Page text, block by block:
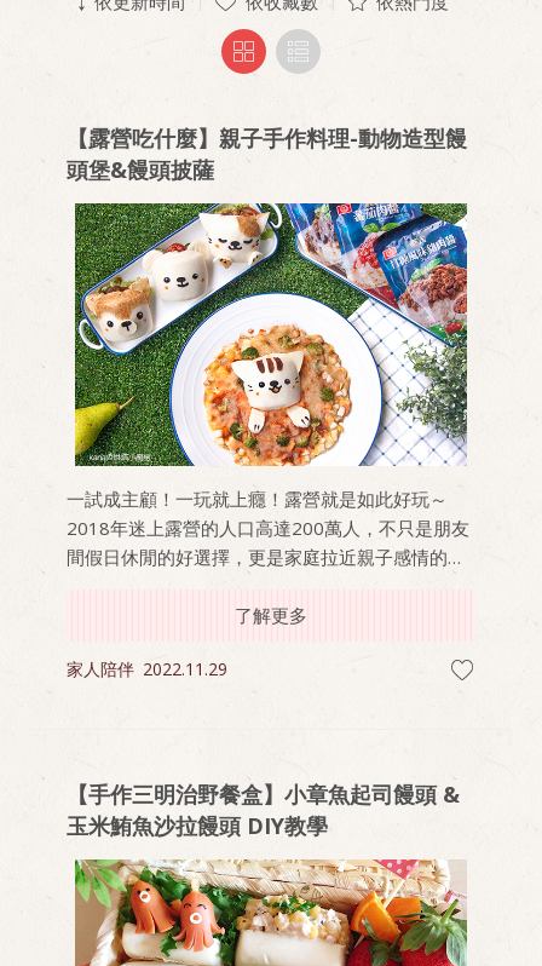
【露營吃什麼】親子手作料理-動物造型饅
頭堡&饅頭披薩
一試成主顧！一玩就上癮！露營就是如此好玩～
2018年迷上露營的人口高達200萬人，不只是朋友
間假日休閒的好選擇，更是家庭拉近親子感情的最
佳選擇之一。全台各地有不同風格的露營營地滿足
各個需求，不過有一點大家一定很在意，就是「吃
了解更多
家人陪伴 2022.11.29
【手作三明治野餐盒】小章魚起司饅頭 &
玉米鮪魚沙拉饅頭 DIY教學